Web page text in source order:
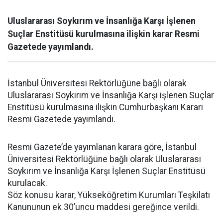
Uluslararası Soykırım ve İnsanlığa Karşı İşlenen
Suçlar Enstitüsü kurulmasına ilişkin karar Resmi
Gazetede yayımlandı.
İstanbul Üniversitesi Rektörlüğüne bağlı olarak
Uluslararası Soykırım ve İnsanlığa Karşı işlenen Suçlar
Enstitüsü kurulmasına ilişkin Cumhurbaşkanı Kararı
Resmi Gazetede yayımlandı.
Resmi Gazete’de yayımlanan karara göre, İstanbul
Üniversitesi Rektörlüğüne bağlı olarak Uluslararası
Soykırım ve İnsanlığa Karşı İşlenen Suçlar Enstitüsü
kurulacak.
Söz konusu karar, Yükseköğretim Kurumları Teşkilatı
Kanununun ek 30’uncu maddesi gereğince verildi.